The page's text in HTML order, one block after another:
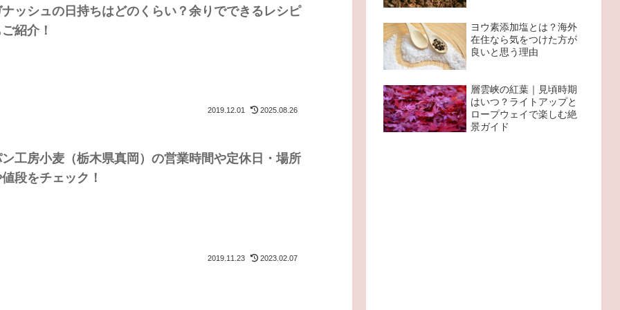
ッシュの日持ちはどのくらい？余りでできるレシピ
紹介！
2019.12.01 2025.08.26
工房小麦（栃木県真岡）の営業時間や定休日・場所
段をチェック！
2019.11.23 2023.02.07
ヨウ素添加塩とは？海外
在住なら気をつけた方が
良いと思う理由
層雲峡の紅葉｜見頃時期
はいつ？ライトアップと
ロープウェイで楽しむ絶
景ガイド